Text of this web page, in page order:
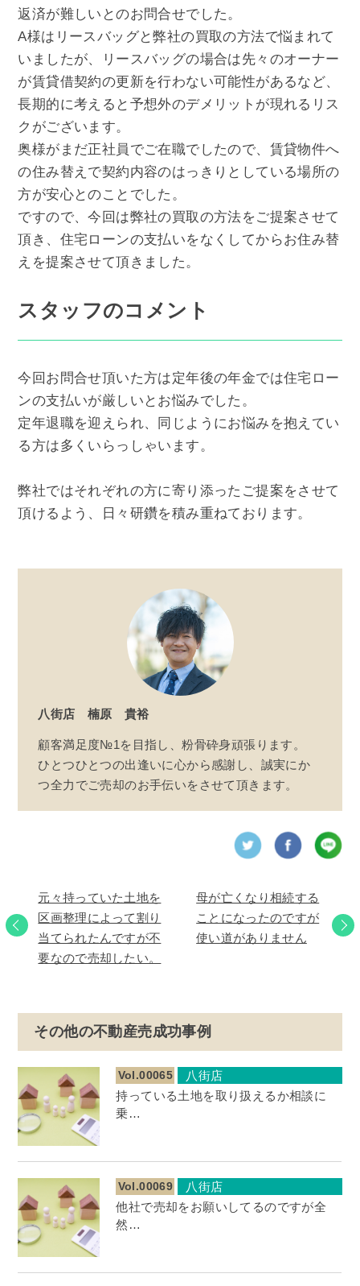
返済が難しいとのお問合せでした。
A様はリースバッグと弊社の買取の方法で悩まれて
いましたが、リースバッグの場合は先々のオーナー
が賃貸借契約の更新を行わない可能性があるなど、
長期的に考えると予想外のデメリットが現れるリス
クがございます。
奥様がまだ正社員でご在職でしたので、賃貸物件へ
の住み替えで契約内容のはっきりとしている場所の
方が安心とのことでした。
ですので、今回は弊社の買取の方法をご提案させて
頂き、住宅ローンの支払いをなくしてからお住み替
えを提案させて頂きました。
スタッフのコメント
今回お問合せ頂いた方は定年後の年金では住宅ロー
ンの支払いが厳しいとお悩みでした。
定年退職を迎えられ、同じようにお悩みを抱えてい
る方は多くいらっしゃいます。
弊社ではそれぞれの方に寄り添ったご提案をさせて
頂けるよう、日々研鑽を積み重ねております。
八街店 楠原 貴裕
顧客満足度№1を目指し、粉骨砕身頑張ります。
ひとつひとつの出逢いに心から感謝し、誠実にか
つ全力でご売却のお手伝いをさせて頂きます。
元々持っていた土地を
区画整理によって割り
当てられたんですが不
要なので売却したい。
母が亡くなり相続する
ことになったのですが
使い道がありません
その他の不動産売成功事例
Vol.00065
八街店
持っている土地を取り扱えるか相談に
乗…
Vol.00069
八街店
他社で売却をお願いしてるのですが全
然…